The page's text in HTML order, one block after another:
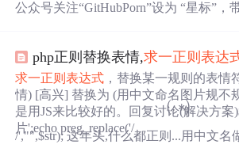
公众号关注“GitHubPorn”设为 “星标”，
速检索、验证、匹...
php正则替换表情,求一正则表达
求一正则表达式 ，替换某一规则的表情
情) [高兴] 替换为 (用中文命名图片规不规范？) 其实最好还
是用JS来比较好的。回复讨论(解决方案
片';echo preg_replace('/
(.∗)
(.∗)
/',"",$str); 这年头,什么都正则...用中文名